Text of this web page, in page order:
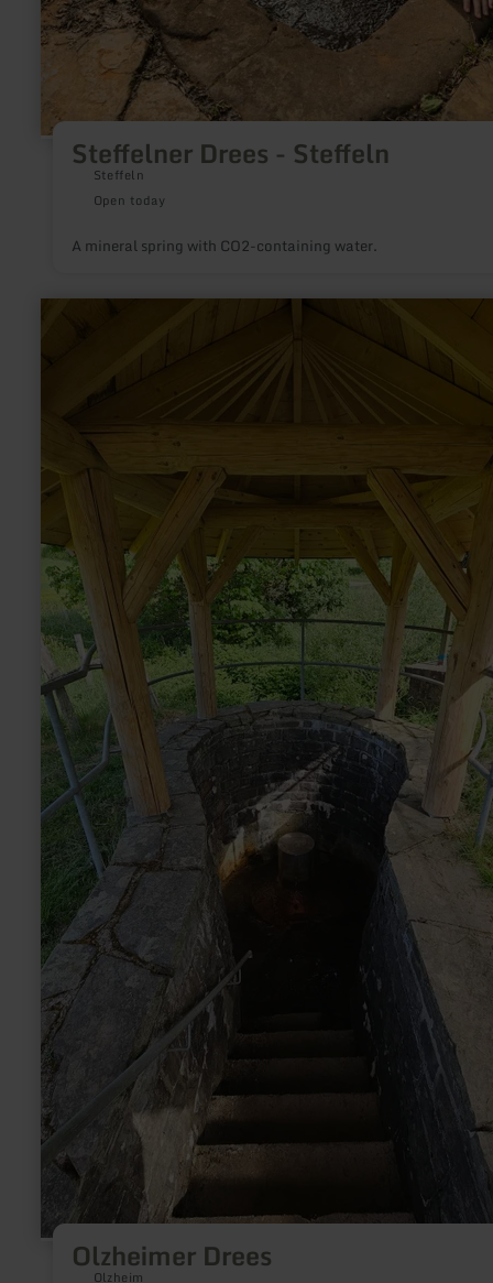
Steffelner Drees - Steffeln
Steffeln
Open today
A mineral spring with CO2-containing water.
Olzheimer Drees
Olzheim